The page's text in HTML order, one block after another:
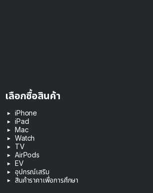
เลือกซื้อสินค้า
iPhone
iPad
Mac
Watch
TV
AirPods
EV
อุปกรณ์เสริม
สินค้าราคาเพื่อการศึกษา